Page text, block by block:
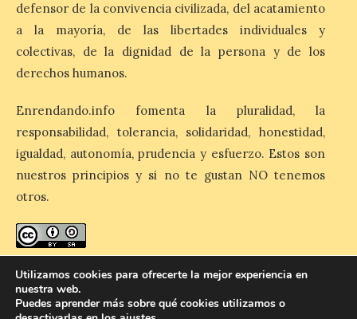
El eclipse genera un boom
de reservas hoteleras y
precios desorbitados,
según SiteMinder
7 Ago 2026
Asturias lidera el impacto
mayor aumento en
auge de la demanda redefine la
planificación: reservas más anticipadas y
estancias más breves en torno al evento.
defensor de la convivencia civilizada, del acatamiento
a la mayoría, de las libertades individuales y
colectivas, de la dignidad de la persona y de los
derechos humanos.
Enrendando.info fomenta la pluralidad, la
responsabilidad, tolerancia, solidaridad, honestidad,
igualdad, autonomía, prudencia y esfuerzo. Estos son
nuestros principios y si no te gustan NO tenemos
otros.
Reconocimiento-CompartirIgual 4.0 Internacional
Utilizamos cookies para ofrecerte la mejor experiencia en
nuestra web.
Puedes aprender más sobre qué cookies utilizamos o